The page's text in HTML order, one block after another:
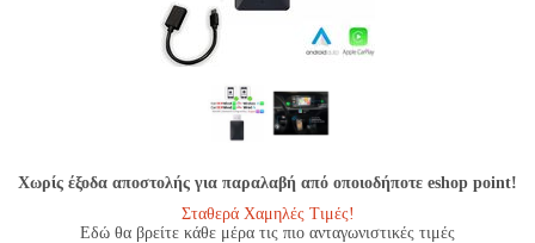
Χωρίς έξοδα αποστολής για παραλαβή από οποιοδήποτε eshop point!
Σταθερά Χαμηλές Τιμές!
Εδώ θα βρείτε κάθε μέρα τις πιο ανταγωνιστικές τιμές